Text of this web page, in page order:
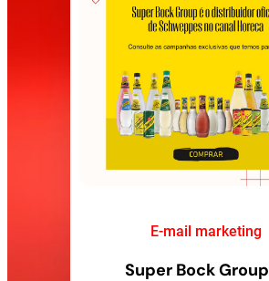
E-mail marketing
Super Bock Group